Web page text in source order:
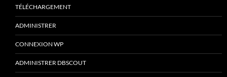
TÉLÉCHARGEMENT
ADMINISTRER
CONNEXION WP
ADMINISTRER DBSCOUT